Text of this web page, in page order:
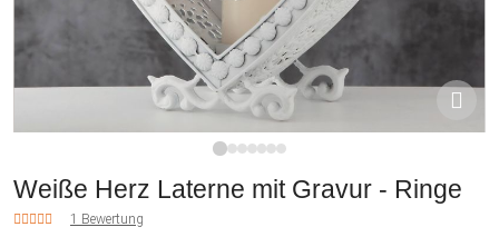
Weiße Herz Laterne mit Gravur - Ringe
1 Bewertung